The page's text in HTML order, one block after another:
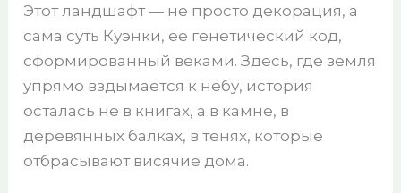
Этот ландшафт — не просто декорация, а
сама суть Куэнки, ее генетический код,
сформированный веками. Здесь, где земля
упрямо вздымается к небу, история
осталась не в книгах, а в камне, в
деревянных балках, в тенях, которые
отбрасывают висячие дома.